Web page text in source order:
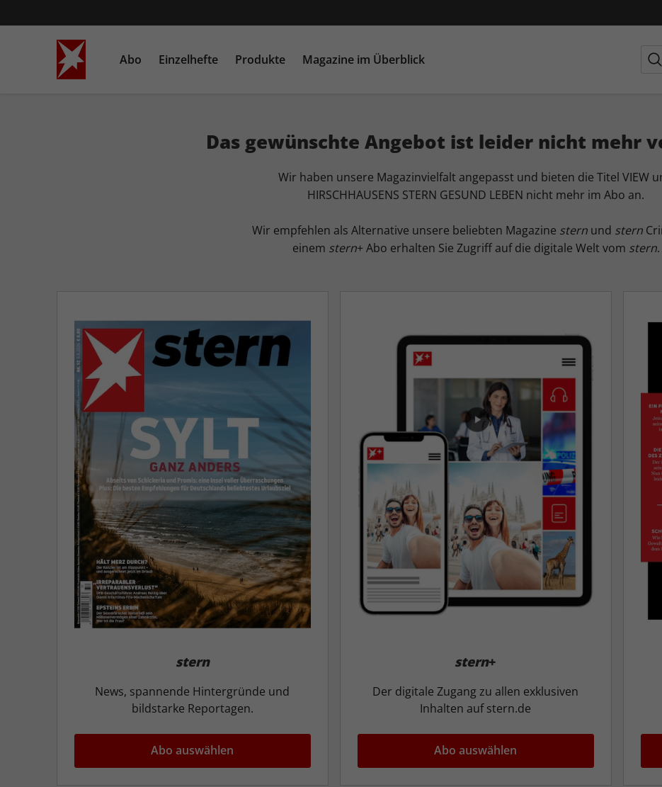
Abo Einzelhefte Produkte Magazine im Überblick
Das gewünschte Angebot ist leider nicht mehr
Wir haben unsere Magazinvielfalt angepasst und bieten die Titel VIEW
HIRSCHHAUSENS STERN GESUND LEBEN nicht mehr im Abo an.
Wir empfehlen als Alternative unsere beliebten Magazine sternund stern
einem stern+ Abo erhalten Sie Zugriff auf die digitale Welt vom stern.
stern
News, spannende Hintergründe und
bildstarke Reportagen.
Abo auswählen
stern+
Der digitale Zugang zu allen exklusiven
Inhalten auf stern.de
Abo auswählen